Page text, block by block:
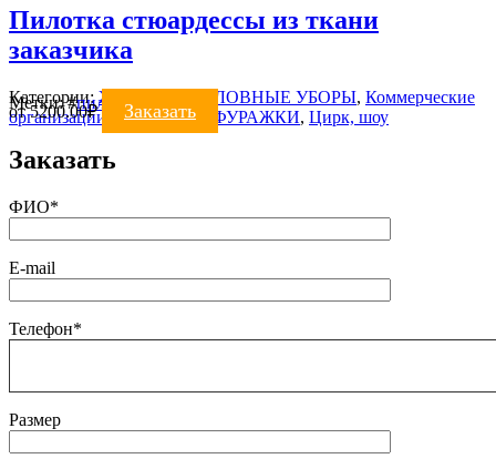
Пилотка стюардессы из ткани
заказчика
Категории: ЖЕНСКИЕ ГОЛОВНЫЕ УБОРЫ, Коммерческие
организации
Театр, кино ФУРАЖКИ, Цирк, шоу
Метки:#пилотка
от5200.00₽ Заказать
Заказать
ФИО*
E-mail
Телефон*
Размер